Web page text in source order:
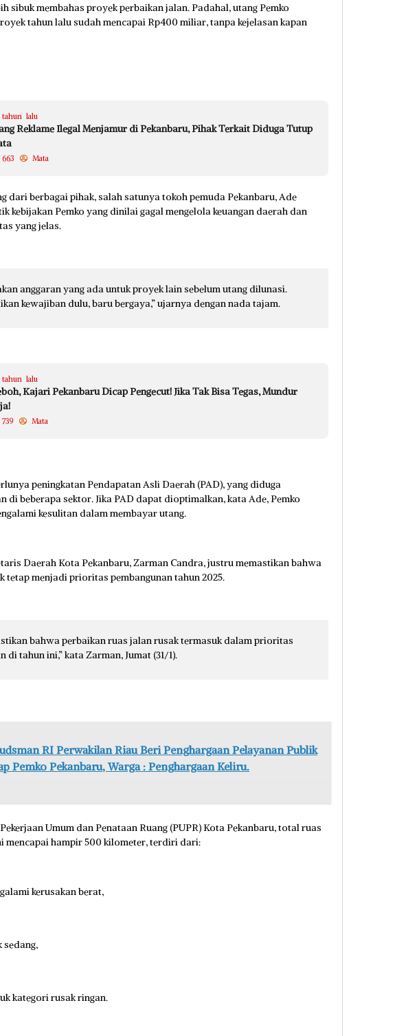
sibuk membahas proyek perbaikan jalan. Padahal, utang Pemko
tahun lalu sudah mencapai Rp400 miliar, tanpa kejelasan kapan
tahun lalu
Reklame Ilegal Menjamur di Pekanbaru, Pihak Terkait Diduga Tutup
663 Mata
dari berbagai pihak, salah satunya tokoh pemuda Pekanbaru, Ade
kebijakan Pemko yang dinilai gagal mengelola keuangan daerah dan
yang jelas.
anggaran yang ada untuk proyek lain sebelum utang dilunasi.
kewajiban dulu, baru bergaya,” ujarnya dengan nada tajam.
tahun lalu
Kajari Pekanbaru Dicap Pengecut! Jika Tak Bisa Tegas, Mundur
739 Mata
peningkatan Pendapatan Asli Daerah (PAD), yang diduga
di beberapa sektor. Jika PAD dapat dioptimalkan, kata Ade, Pemko
kesulitan dalam membayar utang.
Daerah Kota Pekanbaru, Zarman Candra, justru memastikan bahwa
tetap menjadi prioritas pembangunan tahun 2025.
bahwa perbaikan ruas jalan rusak termasuk dalam prioritas
di tahun ini,” kata Zarman, Jumat (31/1).
RI Perwakilan Riau Beri Penghargaan Pelayanan Publik
Pemko Pekanbaru, Warga : Penghargaan Keliru.
Umum dan Penataan Ruang (PUPR) Kota Pekanbaru, total ruas
mencapai hampir 500 kilometer, terdiri dari:
kerusakan berat,
sedang,
kategori rusak ringan.